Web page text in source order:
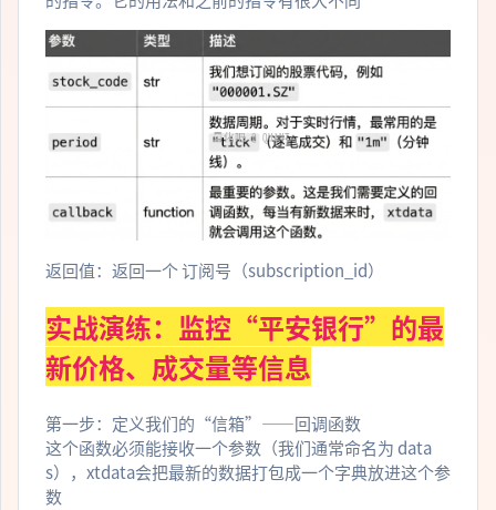
返回值：返回一个 订阅号（subscription_id）
实战演练：监控“平安银行”的最
新价格、成交量等信息
第一步：定义我们的“信箱”——回调函数
这个函数必须能接收一个参数（我们通常命名为 data
s），xtdata会把最新的数据打包成一个字典放进这个参
数